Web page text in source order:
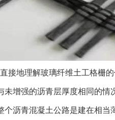
接地理解玻璃纤维土工格栅
未增强的沥青层厚度相同的情
个沥青混凝土公路是建在相当